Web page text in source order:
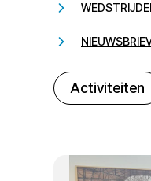
Activiteiten